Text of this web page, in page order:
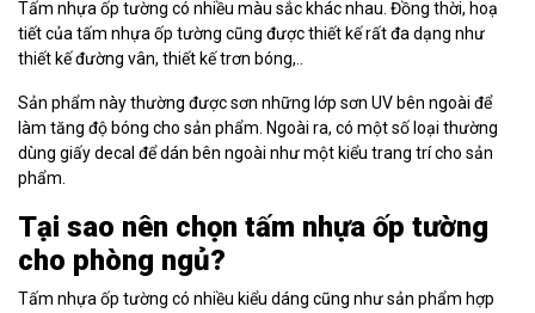
Tấm nhựa ốp tường có nhiều màu sắc khác nhau. Đồng thời, hoạ
tiết của tấm nhựa ốp tường cũng được thiết kế rất đa dạng như
thiết kế đường vân, thiết kế trơn bóng,..
Sản phẩm này thường được sơn những lớp sơn UV bên ngoài để
làm tăng độ bóng cho sản phẩm. Ngoài ra, có một số loại thường
dùng giấy decal để dán bên ngoài như một kiểu trang trí cho sản
phẩm.
Tại sao nên chọn tấm nhựa ốp tường
cho phòng ngủ?
Tấm nhựa ốp tường có nhiều kiểu dáng cũng như sản phẩm hợp